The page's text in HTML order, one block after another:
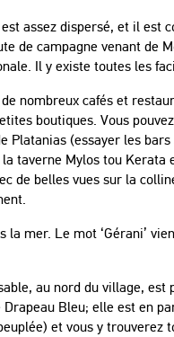
assez dispersé, et il est
de campagne venant de
Il y existe toutes les
nombreux cafés et
boutiques. Vous
Platanias (essayer les bars
taverne Mylos tou Kerata
de belles vues sur la
mer. Le mot ‘Gérani’
au nord du village, est
Drapeau Bleu; elle est en
et vous y trouverez